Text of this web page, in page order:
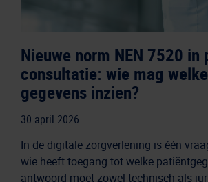
Nieuwe norm NEN 7520 in
consultatie: wie mag
gegevens inzien?
30 april 2026
In de digitale zorgverlening is één
wie heeft toegang tot welke
antwoord moet zowel technisch als